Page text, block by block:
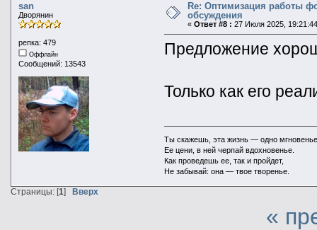
san
Дворянин
репка: 479
Оффлайн
Сообщений: 13543
Re: Оптимизация работы
обсуждения
« Ответ #8 : 27 Июля 2025,
Предложение
Только как его
Ты скажешь, эта жизнь — одно
Ее цени, в ней черпай вдохновенье.
Как проведешь ее, так и пройдет,
Не забывай: она — твое творенье.
Страницы: [1] Вверх
«